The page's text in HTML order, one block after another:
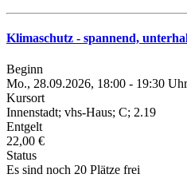
Klimaschutz - spannend,
Beginn
Mo., 28.09.2026, 18:00 - 19:30 Uhr
Kursort
Innenstadt; vhs-Haus; C; 2.19
Entgelt
22,00 €
Status
Es sind noch 20 Plätze frei